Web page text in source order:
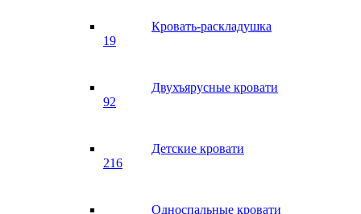
Кровать-раскладушка
19
Двухъярусные кровати
92
Детские кровати
216
Односпальные кровати